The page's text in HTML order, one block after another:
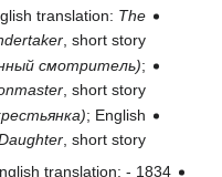
translation: The
, short story
смотритель);
, short story
; English
, short story
1834 -
translation: